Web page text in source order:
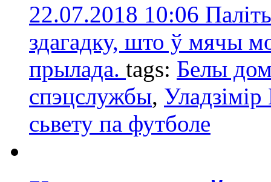
22.07.2018 10:06
здагадку, што ў мячы
прылада. tags: Белы
спэцслужбы,
сьвету па футболе